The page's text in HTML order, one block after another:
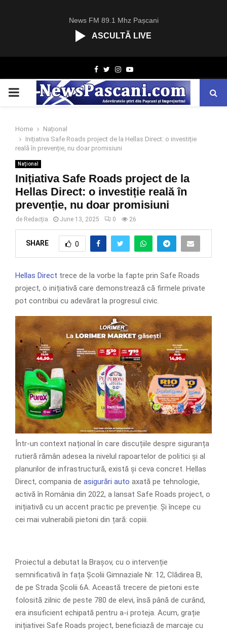
News FM 89.1 Mhz Pașcani
ASCULTĂ LIVE
Facebook
TwitterInstagram
Youtube
PRIMARY
Home
Național
Inițiativa Safe Roads project de la Hellas Direct: o investiție
reală în prevenție, nu doar promisiuni
Național
Inițiativa Safe Roads project de la
Hellas Direct: o investiție reală în
prevenție, nu doar promisiuni
de Redacția June 13, 2025 0 26
SHARE 0
Hellas Direct trece de la vorbe la fapte prin Safe Roads
project, o inițiativă care demonstrează că firmele private
pot contribui cu adevărat la progresul civic.
Într-un context național în care discuțiile despre siguranța
rutieră rămân adesea la nivelul rapoartelor de politici și al
planurilor de infrastructură, există și ceva concret. Hellas
Direct, compania de asigurări auto axată pe tehnologie,
activă în România din 2022, a lansat Safe Roads project, o
inițiativă cu un accent practic pe prevenție. Și începe cu
cei mai vulnerabili pietoni din țară: copiii.
Proiectul a debutat la Brașov, cu o intervenție
semnificativă în fața Școlii Gimnaziale Nr. 12, Clădirea B,
de pe Strada Școlii 6A. Această trecere de pietoni este
folosită zilnic de peste 780 de elevi, însă până de curând,
era insuficient echipată pentru a-i proteja. Acum, grație
inițiativei Safe Roads project, beneficiază de marcaje cu